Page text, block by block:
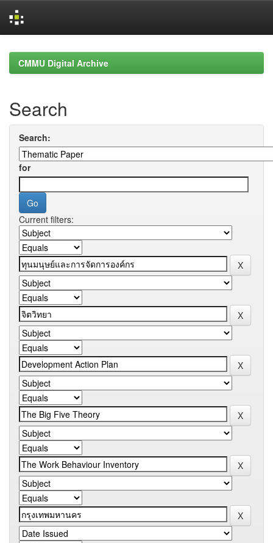
navigationCMMU Digital Archive
Search
Search:
for
Current filters: